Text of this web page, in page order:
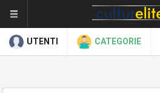
UTENTI CATEGORIE